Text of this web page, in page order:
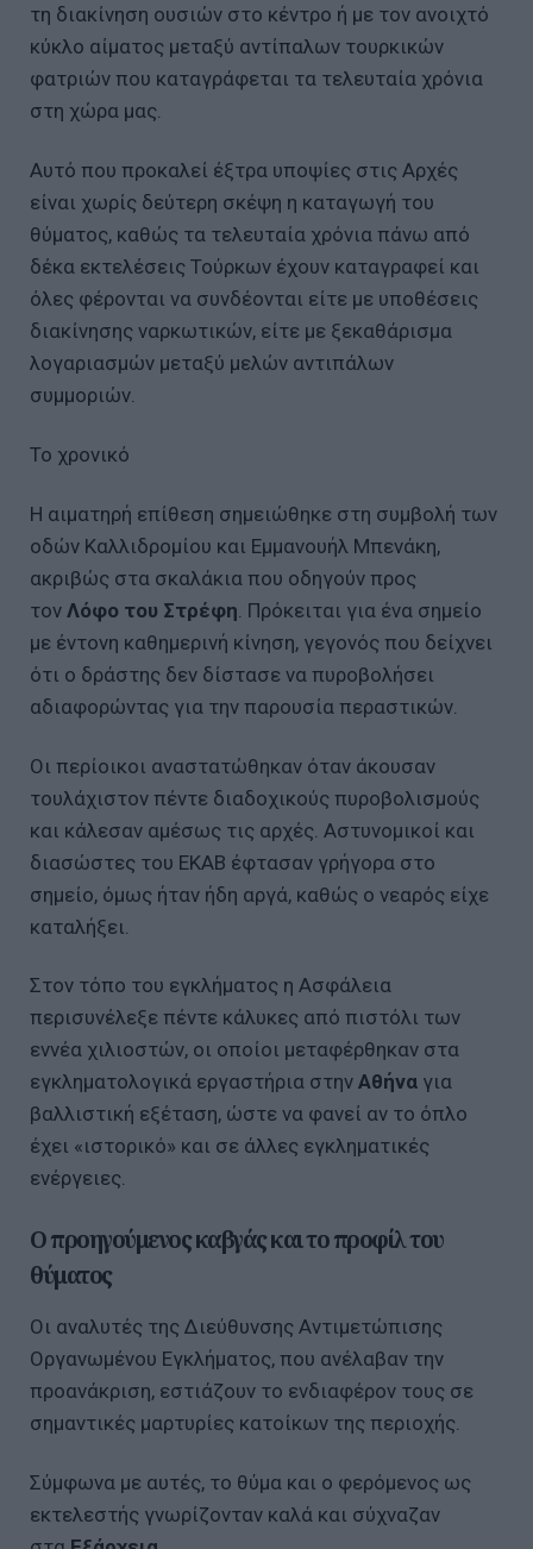
τη διακίνηση ουσιών στο κέντρο ή με τον ανοιχτό
κύκλο αίματος μεταξύ αντίπαλων τουρκικών
φατριών που καταγράφεται τα τελευταία χρόνια
στη χώρα μας.
Αυτό που προκαλεί έξτρα υποψίες στις Αρχές
είναι χωρίς δεύτερη σκέψη η καταγωγή του
θύματος, καθώς τα τελευταία χρόνια πάνω από
δέκα εκτελέσεις Τούρκων έχουν καταγραφεί και
όλες φέρονται να συνδέονται είτε με υποθέσεις
διακίνησης ναρκωτικών, είτε με ξεκαθάρισμα
λογαριασμών μεταξύ μελών αντιπάλων
συμμοριών.
Το χρονικό
Η αιματηρή επίθεση σημειώθηκε στη συμβολή των
οδών Καλλιδρομίου και Εμμανουήλ Μπενάκη,
ακριβώς στα σκαλάκια που οδηγούν προς
τον Λόφο του Στρέφη . Πρόκειται για ένα σημείο
με έντονη καθημερινή κίνηση, γεγονός που δείχνει
ότι ο δράστης δεν δίστασε να πυροβολήσει
αδιαφορώντας για την παρουσία περαστικών.
Οι περίοικοι αναστατώθηκαν όταν άκουσαν
τουλάχιστον πέντε διαδοχικούς πυροβολισμούς
και κάλεσαν αμέσως τις αρχές. Αστυνομικοί και
διασώστες του ΕΚΑΒ έφτασαν γρήγορα στο
σημείο, όμως ήταν ήδη αργά, καθώς ο νεαρός είχε
καταλήξει.
Στον τόπο του εγκλήματος η Ασφάλεια
περισυνέλεξε πέντε κάλυκες από πιστόλι των
εννέα χιλιοστών, οι οποίοι μεταφέρθηκαν στα
εγκληματολογικά εργαστήρια στην Αθήνα για
βαλλιστική εξέταση, ώστε να φανεί αν το όπλο
έχει «ιστορικό» και σε άλλες εγκληματικές
ενέργειες.
Ο προηγούμενος καβγάς και το προφίλ του
θύματος
Οι αναλυτές της Διεύθυνσης Αντιμετώπισης
Οργανωμένου Εγκλήματος, που ανέλαβαν την
προανάκριση, εστιάζουν το ενδιαφέρον τους σε
σημαντικές μαρτυρίες κατοίκων της περιοχής.
Σύμφωνα με αυτές, το θύμα και ο φερόμενος ως
εκτελεστής γνωρίζονταν καλά και σύχναζαν